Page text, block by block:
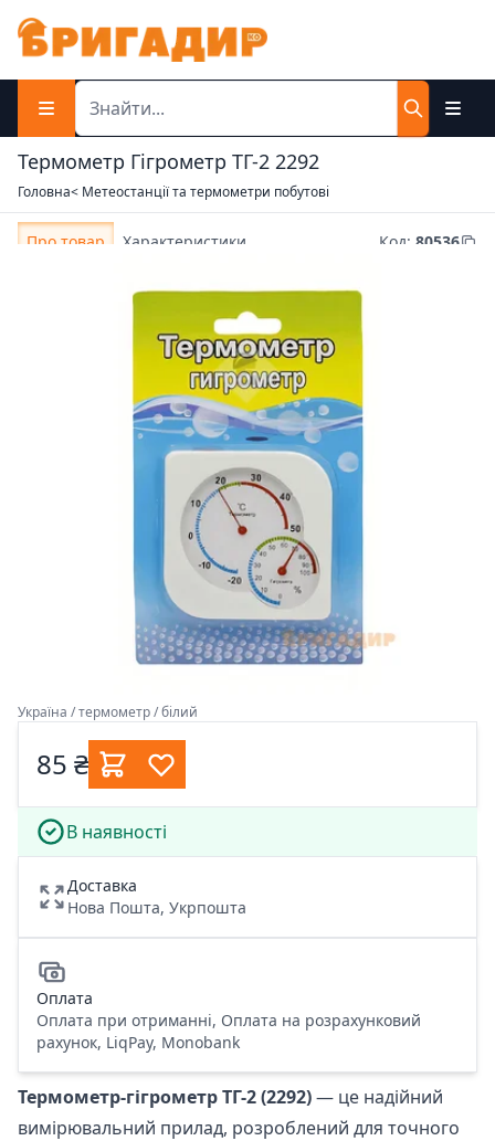
Термометр Гігрометр ТГ-2 2292
Головна< Метеостанції та термометри побутові
Про товар Характеристики Код: 80536
Україна / термометр / білий
85 ₴
В наявності
Доставка
Нова Пошта, Укрпошта
Оплата
Оплата при отриманні, Оплата на розрахунковий
рахунок, LiqPay, Monobank
Термометр-гігрометр ТГ-2 (2292)— це надійний
вимірювальний прилад, розроблений для точного